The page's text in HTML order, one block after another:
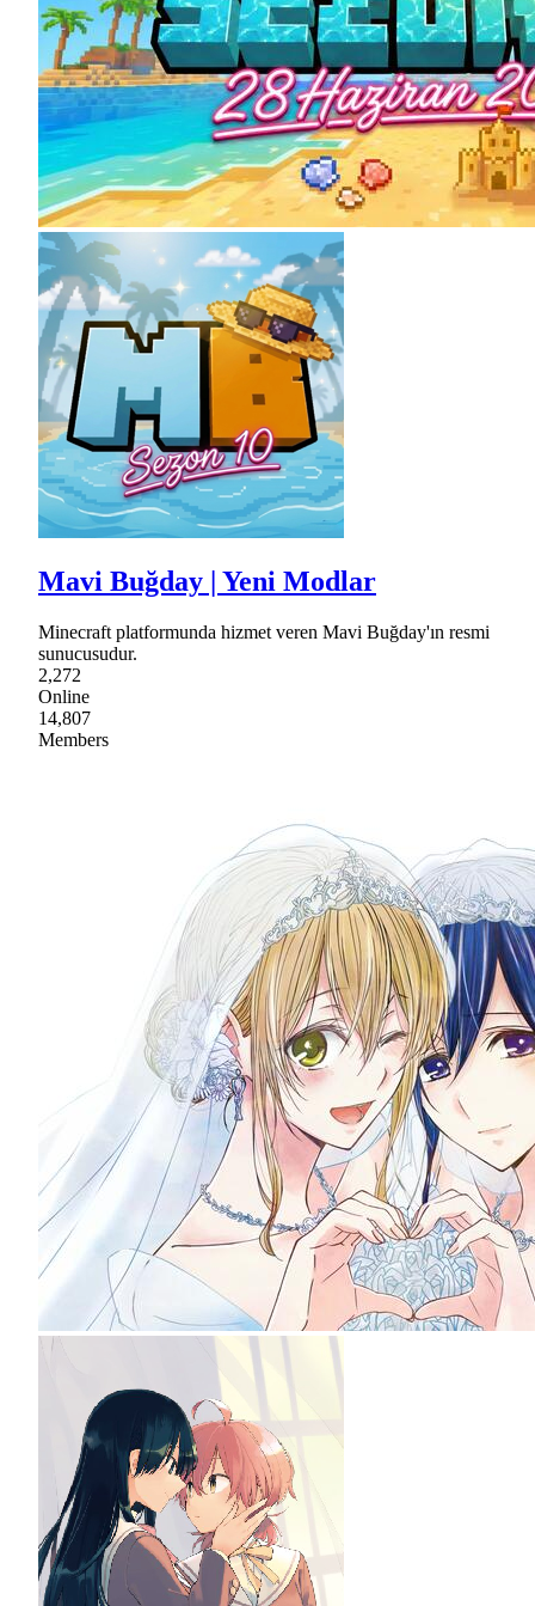
Mavi Buğday | Yeni Modlar
Minecraft platformunda hizmet veren Mavi Buğday'ın resmi
sunucusudur.
2,272
Online
14,807
Members